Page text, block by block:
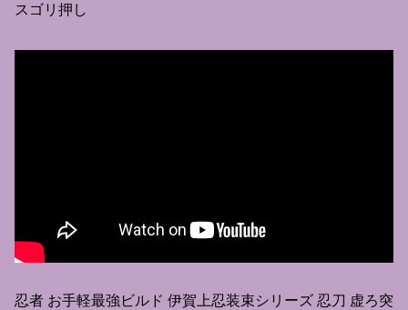
スゴリ押し
忍者 お手軽最強ビルド 伊賀上忍装束シリーズ 忍刀 虚ろ突